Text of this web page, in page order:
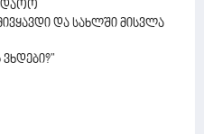
და სახლში მისვლა